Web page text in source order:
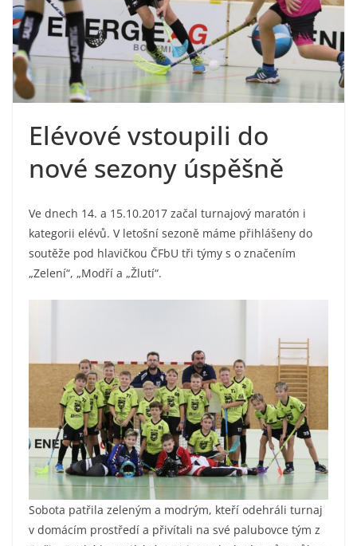
Elévové vstoupili do
nové sezony úspěšně
Ve dnech 14. a 15.10.2017 začal turnajový maratón i
kategorii elévů. V letošní sezoně máme přihlášeny do
soutěže pod hlavičkou ČFbU tři týmy s o značením
„Zelení“, „Modří a „Žlutí“.
Sobota patřila zeleným a modrým, kteří odehráli turnaj
v domácím prostředí a přivítali na své palubovce tým z